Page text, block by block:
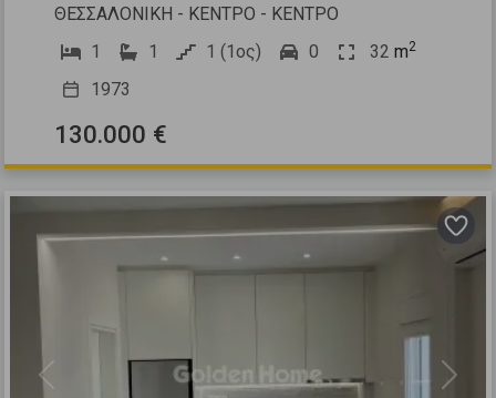
ΘΕΣΣΑΛΟΝΙΚΗ - ΚΕΝΤΡΟ - ΚΕΝΤΡΟ
1
1 1 (1ος) 0 32 m2
1973
130.000 €
Previous Next